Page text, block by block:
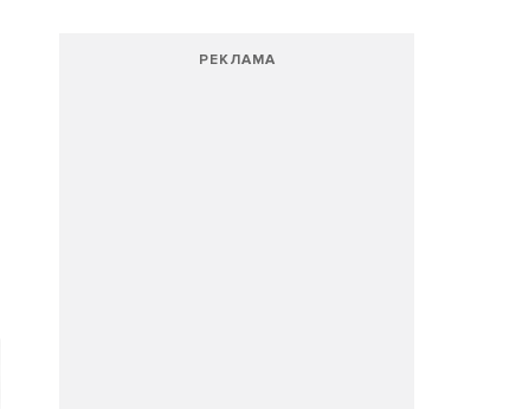
РЕКЛАМА